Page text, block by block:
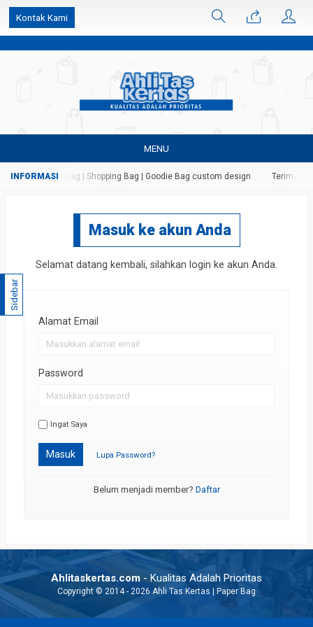
k6Ghe9jF9rmtx91MrSV7BIpW27id0SMW1kLEoe8rM2U
Kontak Kami
MENU
Kertas | Paper Bag | Shopping Bag | Goodie Bag custom design Terima
Masuk ke akun Anda
Selamat datang kembali, silahkan login ke akun Anda.
Alamat Email
Password
Ingat Saya
Masuk Lupa Password?
Belum menjadi member? Daftar
Sidebar
Ahlitaskertas.com - Kualitas Adalah Prioritas
Copyright © 2014 - 2026 Ahli Tas Kertas | Paper Bag